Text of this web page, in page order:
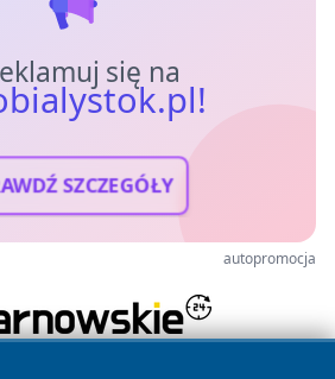
się na
SZCZEGÓŁY
autopromocja